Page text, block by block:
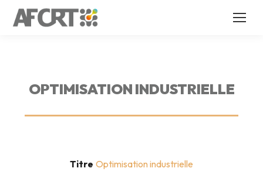
OPTIMISATION INDUSTRIELLE
Titre Optimisation industrielle